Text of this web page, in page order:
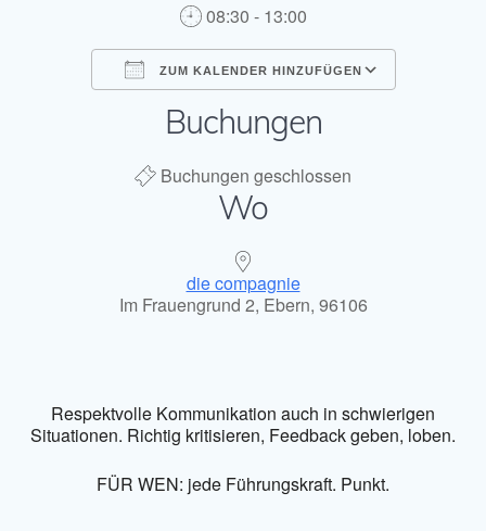
08:30 - 13:00
ZUM KALENDER HINZUFÜGEN
ICS herunterladen
Buchungen
Buchungen geschlossen
Wo
die compagnie
Im Frauengrund 2, Ebern, 96106
Respektvolle Kommunikation auch in schwierigen
Situationen. Richtig kritisieren, Feedback geben, loben.
FÜR WEN: jede Führungskraft. Punkt.